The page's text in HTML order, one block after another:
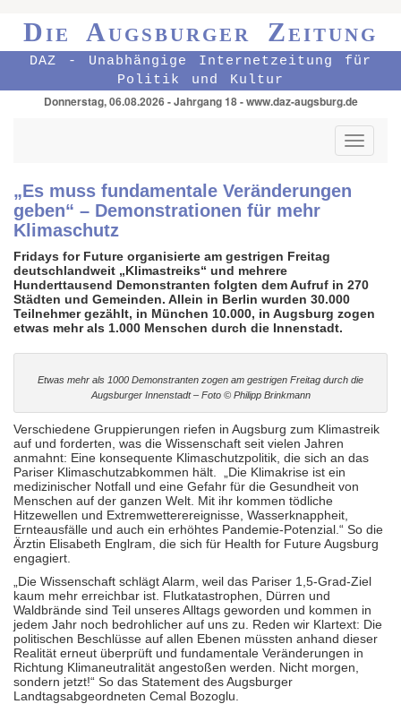
Die Augsburger Zeitung
DAZ - Unabhängige Internetzeitung für
Politik und Kultur
Donnerstag, 06.08.2026 - Jahrgang 18 - www.daz-augsburg.de
Toggle
„Es muss fundamentale Veränderungen
geben“ – Demonstrationen für mehr
Klimaschutz
Fridays for Future organisierte am gestrigen Freitag
deutschlandweit „Klimastreiks“ und mehrere
Hunderttausend Demonstranten folgten dem Aufruf in 270
Städten und Gemeinden. Allein in Berlin wurden 30.000
Teilnehmer gezählt, in München 10.000, in Augsburg zogen
etwas mehr als 1.000 Menschen durch die Innenstadt.
Etwas mehr als 1000 Demonstranten zogen am gestrigen Freitag durch die
Augsburger Innenstadt – Foto © Philipp Brinkmann
Verschiedene Gruppierungen riefen in Augsburg zum Klimastreik
auf und forderten, was die Wissenschaft seit vielen Jahren
anmahnt: Eine konsequente Klimaschutzpolitik, die sich an das
Pariser Klimaschutzabkommen hält. „Die Klimakrise ist ein
medizinischer Notfall und eine Gefahr für die Gesundheit von
Menschen auf der ganzen Welt. Mit ihr kommen tödliche
Hitzewellen und Extremwetterereignisse, Wasserknappheit,
Ernteausfälle und auch ein erhöhtes Pandemie-Potenzial.“ So die
Ärztin Elisabeth Englram, die sich für Health for Future Augsburg
engagiert.
„Die Wissenschaft schlägt Alarm, weil das Pariser 1,5-Grad-Ziel
kaum mehr erreichbar ist. Flutkatastrophen, Dürren und
Waldbrände sind Teil unseres Alltags geworden und kommen in
jedem Jahr noch bedrohlicher auf uns zu. Reden wir Klartext: Die
politischen Beschlüsse auf allen Ebenen müssten anhand dieser
Realität erneut überprüft und fundamentale Veränderungen in
Richtung Klimaneutralität angestoßen werden. Nicht morgen,
sondern jetzt!“ So das Statement des Augsburger
Landtagsabgeordneten Cemal Bozoglu.